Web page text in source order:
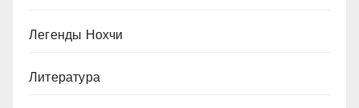
Легенды Нохчи
Литература